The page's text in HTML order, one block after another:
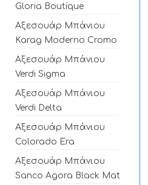
Gloria Boutique
Αξεσουάρ Μπάνιου
Karag Moderno Cromo
Αξεσουάρ Μπάνιου
Verdi Sigma
Αξεσουάρ Μπάνιου
Verdi Delta
Αξεσουάρ Μπάνιου
Colorado Era
Αξεσουάρ Μπάνιου
Sanco Agora Black Mat